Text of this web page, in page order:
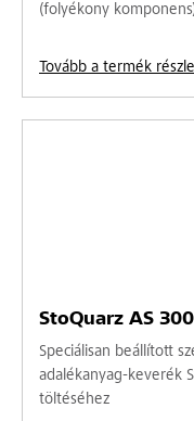
(folyékony
Tovább a termék
StoQuarz AS 300
Speciálisan beállított
adalékanyag-keverék
töltéséhez